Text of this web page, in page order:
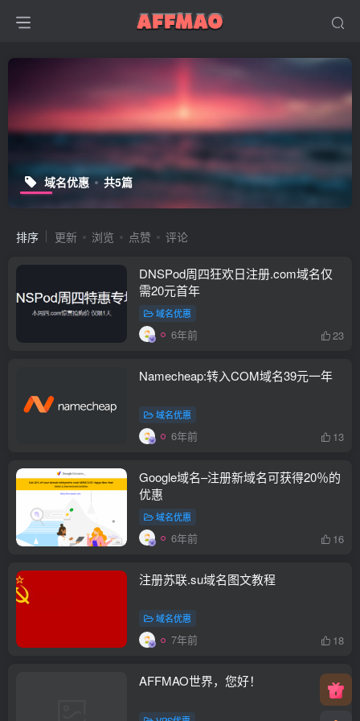
域名优惠 共5篇
排序 更新 浏览 点赞 评论
DNSPod周四狂欢日注册.com域名仅
需20元首年
域名优惠
6年前 23
Namecheap:转入COM域名39元一年
域名优惠
6年前 13
Google域名–注册新域名可获得20％的
优惠
域名优惠
6年前 16
注册苏联.su域名图文教程
域名优惠
7年前 18
AFFMAO世界，您好！